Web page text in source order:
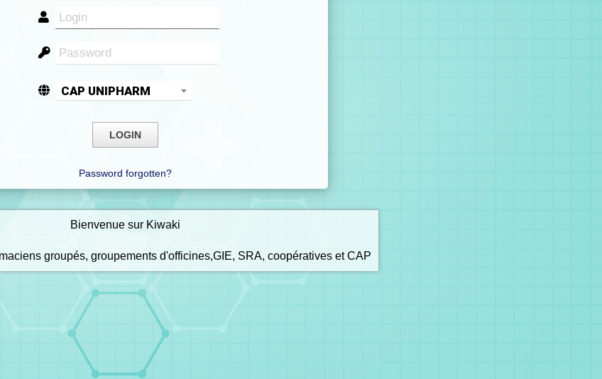
CAP UNIPHARM
Password forgotten?
Bienvenue sur Kiwaki
groupés, groupements d'officines,GIE, SRA, coopératives et CAP